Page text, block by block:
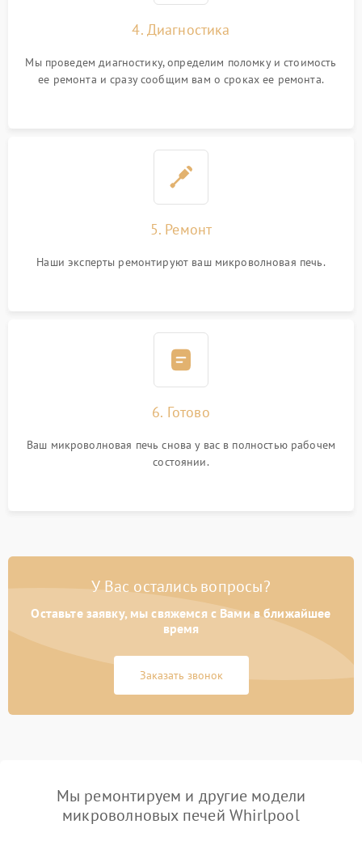
4. Диагностика
Мы проведем диагностику, определим поломку и стоимость
ее ремонта и сразу сообщим вам о сроках ее ремонта.
5. Ремонт
Наши эксперты ремонтируют ваш микроволновая печь.
6. Готово
Ваш микроволновая печь снова у вас в полностью рабочем
состоянии.
У Вас остались вопросы?
Оставьте заявку, мы свяжемся с Вами в ближайшее
время
Заказать звонок
Мы ремонтируем и другие модели
микроволновых печей Whirlpool